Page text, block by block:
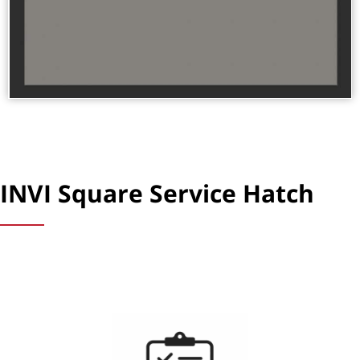
INVI Square Service Hatch